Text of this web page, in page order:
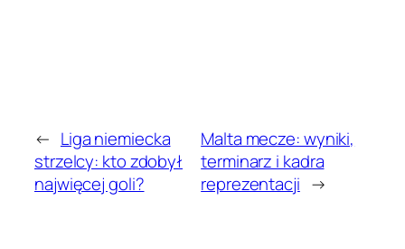
← Liga niemiecka
strzelcy: kto zdobył
najwięcej goli?
Malta mecze: wyniki,
terminarz i kadra
reprezentacji →